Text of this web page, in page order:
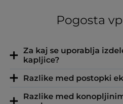
Pogosta
Za kaj se uporablja
kapljice?
Razlike med postopki
Razlike med